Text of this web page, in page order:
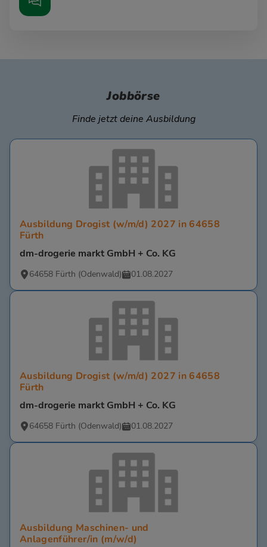
Jobbörse
Finde jetzt deine Ausbildung
Ausbildung Drogist (w/m/d) 2027 in 64658
Fürth
dm-drogerie markt GmbH + Co. KG
64658 Fürth (Odenwald) 01.08.2027
Ausbildung Drogist (w/m/d) 2027 in 64658
Fürth
dm-drogerie markt GmbH + Co. KG
64658 Fürth (Odenwald) 01.08.2027
Ausbildung Maschinen- und
Anlagenführer/in (m/w/d)